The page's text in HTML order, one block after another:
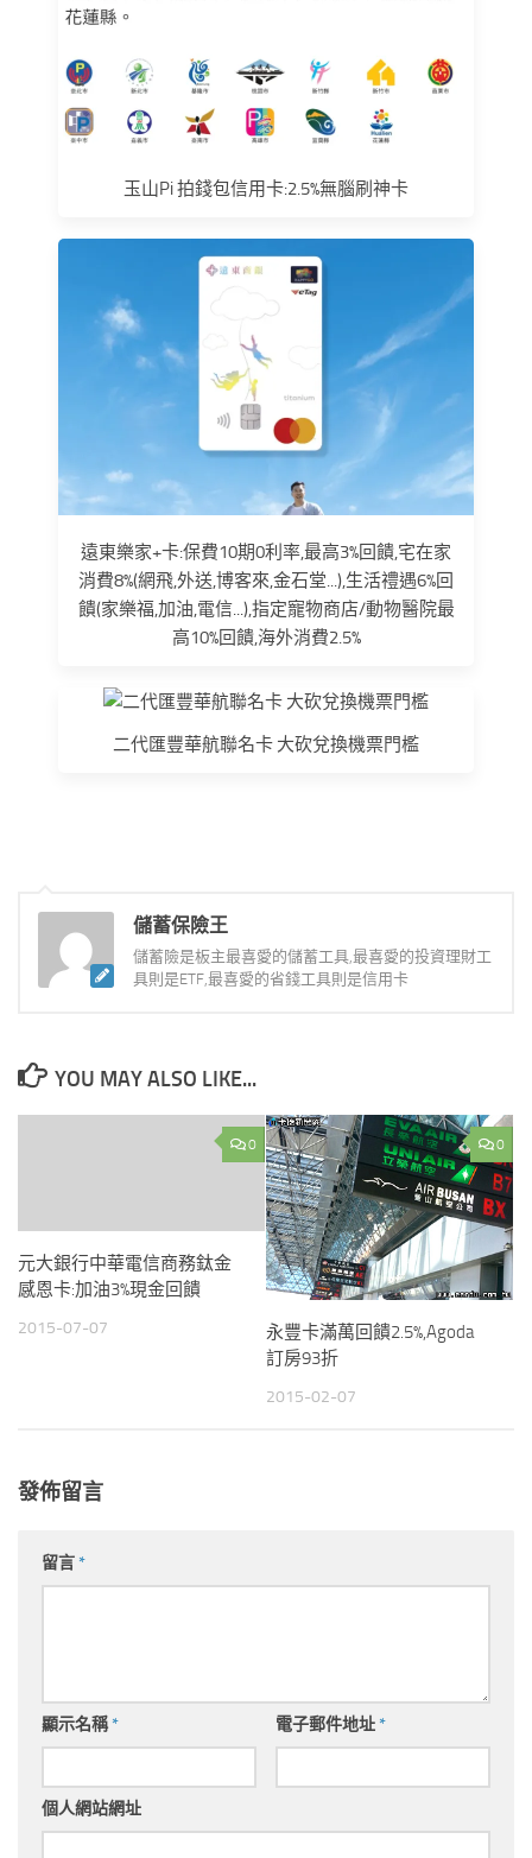
玉山Pi 拍錢包信用卡:2.5%無腦刷神卡
遠東樂家+卡:保費10期0利率,最高3%回饋,宅在家
消費8%(網飛,外送,博客來,金石堂...),生活禮遇6%回
饋(家樂福,加油,電信...),指定寵物商店/動物醫院最
高10%回饋,海外消費2.5%
二代匯豐華航聯名卡 大砍兌換機票門檻
儲蓄保險王
儲蓄險是板主最喜愛的儲蓄工具,最喜愛的投資理財工
具則是ETF,最喜愛的省錢工具則是信用卡
YOU MAY ALSO LIKE...
0
元大銀行中華電信商務鈦金
感恩卡:加油3%現金回饋
2015-07-07
0
永豐卡滿萬回饋2.5%,Agoda
訂房93折
2015-02-07
發佈留言
留言*
顯示名稱* 電子郵件地址*
個人網站網址